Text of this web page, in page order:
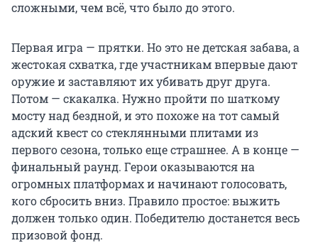
сложными, чем всё, что было до этого.
Первая игра — прятки. Но это не детская забава, а
жестокая схватка, где участникам впервые дают
оружие и заставляют их убивать друг друга.
Потом — скакалка. Нужно пройти по шаткому
мосту над бездной, и это похоже на тот самый
адский квест со стеклянными плитами из
первого сезона, только еще страшнее. А в конце —
финальный раунд. Герои оказываются на
огромных платформах и начинают голосовать,
кого сбросить вниз. Правило простое: выжить
должен только один. Победителю достанется весь
призовой фонд.